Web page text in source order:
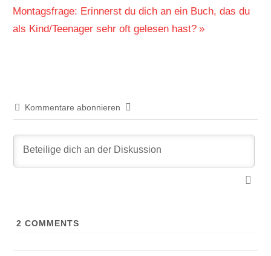
Nächster
Beitrag:
Montagsfrage: Erinnerst du dich an ein Buch, das du
als Kind/Teenager sehr oft gelesen hast?
Kommentare abonnieren
2 COMMENTS